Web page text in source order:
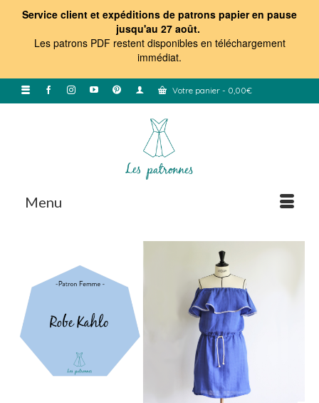
Service client et expéditions de patrons papier en pause
jusqu'au 27 août.
Les patrons PDF restent disponibles en téléchargement
immédiat.
Votre panier - 0,00€
Menu